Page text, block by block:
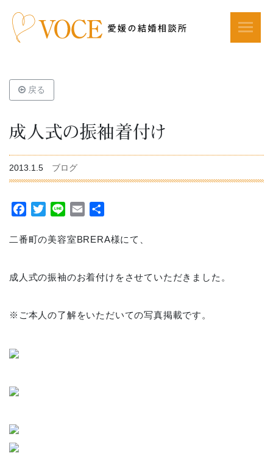
戻る
成人式の振袖着付け
2013.1.5 ブログ
Facebook
TwitterLine Email
二番町の美容室BRERA様にて、
成人式の振袖のお着付けをさせていただきました。
※ご本人の了解をいただいての写真掲載です。